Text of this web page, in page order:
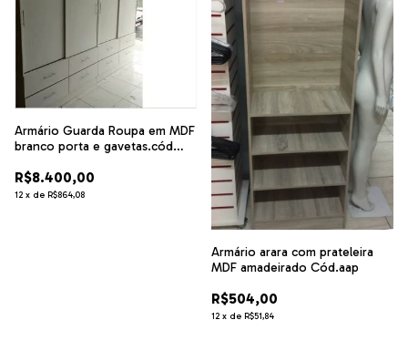
Armário Guarda Roupa em MDF
branco porta e gavetas.cód
R$8.400,00
12 x de R$864,08
Armário arara com prateleira
MDF amadeirado Cód.aap
R$504,00
12 x de R$51,84